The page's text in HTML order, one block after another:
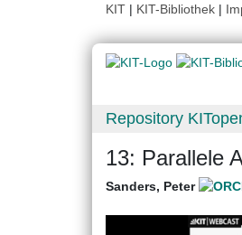
KIT | KIT-Bibliothek |
Repository
13: Parallele
Sanders, Peter